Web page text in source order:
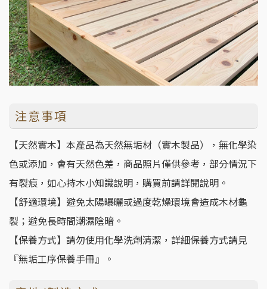
注意事項
【天然實木】本產品為天然無垢材（實木製品），無化學染
色或添加，會有天然色差，商品照片僅供參考，部分情況下
有裂痕，如心持木小知識說明，購買前請詳閱說明。
【舒適環境】避免太陽曝曬或過度乾燥環境會造成木材龜
裂；避免長時間潮濕陰暗。
【保養方式】請勿使用化學洗劑清潔，詳細保養方式請見
『無垢工序保養手冊』。